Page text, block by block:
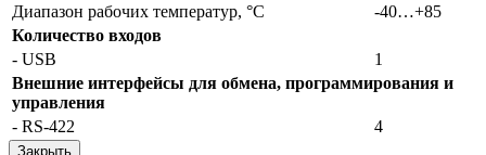
Диапазон рабочих температур, °С
-40…+85
Количество входов
- USB
1
Внешние интерфейсы для обмена, программирования и
управления
- RS-422
4
Закрыть